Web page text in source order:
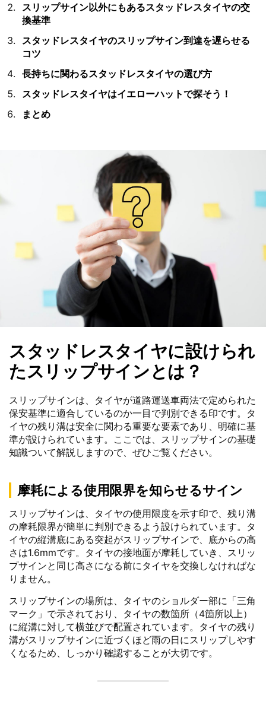
スリップサイン以外にもあるスタッドレスタイヤの交
換基準
スタッドレスタイヤのスリップサイン到達を遅らせる
コツ
長持ちに関わるスタッドレスタイヤの選び方
スタッドレスタイヤはイエローハットで探そう！
まとめ
スタッドレスタイヤに設けられ
たスリップサインとは？
スリップサインは、タイヤが道路運送車両法で定められた
保安基準に適合しているのか一目で判別できる印です。タ
イヤの残り溝は安全に関わる重要な要素であり、明確に基
準が設けられています。ここでは、スリップサインの基礎
知識ついて解説しますので、ぜひご覧ください。
摩耗による使用限界を知らせるサイン
スリップサインは、タイヤの使用限度を示す印で、残り溝
の摩耗限界が簡単に判別できるよう設けられています。タ
イヤの縦溝底にある突起がスリップサインで、底からの高
さは1.6mmです。タイヤの接地面が摩耗していき、スリッ
プサインと同じ高さになる前にタイヤを交換しなければな
りません。
スリップサインの場所は、タイヤのショルダー部に「三角
マーク」で示されており、タイヤの数箇所（4箇所以上）
に縦溝に対して横並びで配置されています。タイヤの残り
溝がスリップサインに近づくほど雨の日にスリップしやす
くなるため、しっかり確認することが大切です。